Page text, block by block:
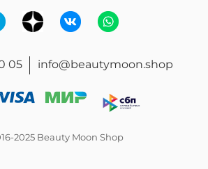
05 info@beautymoon.shop
2025 Beauty Moon Shop